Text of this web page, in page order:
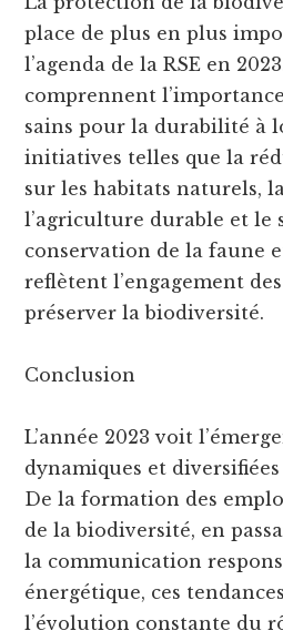
place de plus en plus
l’agenda de la RSE en
comprennent l’importance
sains pour la durabilité à
initiatives telles que la
sur les habitats naturels,
l’agriculture durable et le
conservation de la faune
reflètent l’engagement
préserver la biodiversité.
Conclusion
L’année 2023 voit
dynamiques et
De la formation des
de la biodiversité, en
la communication
énergétique, ces
l’évolution constante du